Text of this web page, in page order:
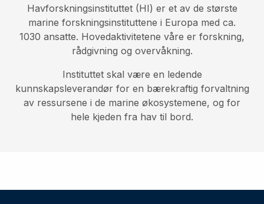
Havforskningsinstituttet (HI) er et av de største
marine forskningsinstituttene i Europa med ca.
1030 ansatte. Hovedaktivitetene våre er forskning,
rådgivning og overvåkning.
Instituttet skal være en ledende
kunnskapsleverandør for en bærekraftig forvaltning
av ressursene i de marine økosystemene, og for
hele kjeden fra hav til bord.